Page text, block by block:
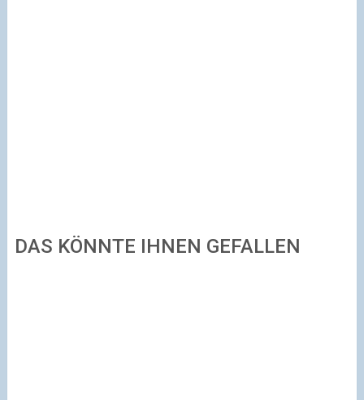
DAS KÖNNTE IHNEN GEFALLEN